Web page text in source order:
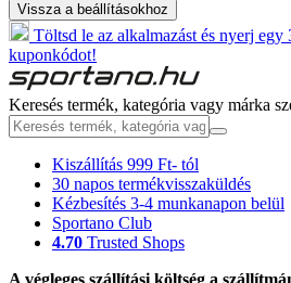
Vissza a beállításokhoz
Töltsd le az alkalmazást és nyerj egy
kuponkódot!
Keresés termék, kategória vagy márka
Kiszállítás 999 Ft- tól
30 napos termékvisszaküldés
Kézbesítés 3-4 munkanapon belül
Sportano Club
4.70 Trusted Shops
A végleges szállítási költség a